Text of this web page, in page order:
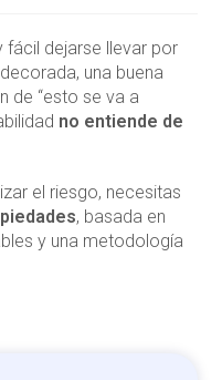
fácil dejarse llevar por
una buena
de “esto se va a
no entiende de
el riesgo, necesitas
, basada en
y una metodología